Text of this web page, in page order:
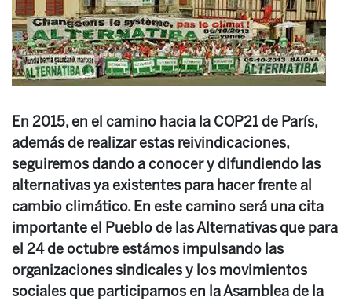
En 2015, en el camino hacia la COP21 de París,
además de realizar estas reivindicaciones,
seguiremos dando a conocer y difundiendo las
alternativas ya existentes para hacer frente al
cambio climático. En este camino será una cita
importante el Pueblo de las Alternativas que para
el 24 de octubre estámos impulsando las
organizaciones sindicales y los movimientos
sociales que participamos en la Asamblea de la